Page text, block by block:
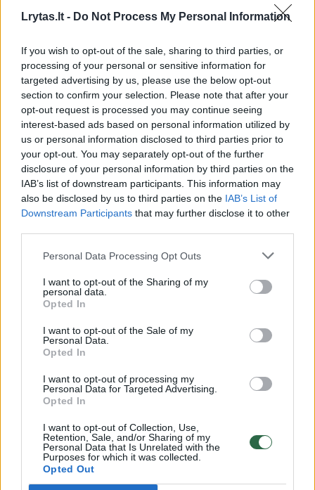
Lrytas.lt - Do Not Process My Personal Information
If you wish to opt-out of the sale, sharing to third parties, or
processing of your personal or sensitive information for
targeted advertising by us, please use the below opt-out
section to confirm your selection. Please note that after your
opt-out request is processed you may continue seeing
interest-based ads based on personal information utilized by
us or personal information disclosed to third parties prior to
your opt-out. You may separately opt-out of the further
disclosure of your personal information by third parties on the
IAB’s list of downstream participants. This information may
also be disclosed by us to third parties on the IAB’s List of
Downstream Participants that may further disclose it to other
Personal Data Processing Opt Outs
I want to opt-out of the Sharing of my
personal data.
Opted In
I want to opt-out of the Sale of my
Personal Data.
Opted In
I want to opt-out of processing my
Personal Data for Targeted Advertising.
Opted In
I want to opt-out of Collection, Use,
Retention, Sale, and/or Sharing of my
Personal Data that Is Unrelated with the
Purposes for which it was collected.
Opted Out
pagauni jį – kelnės nusmauktos, tamsoje. Ji
žaidėt?
Ji persekiojo. Jeigu mes nusiperkam į teatrą
bilietus, ji nusiperka ir eina taip pat. Jeigu
mes kažkur koncertuojame – ji ateina iš
paskos. Žinot, kai aš taip nedarau, aš
nepagalvojau. Man daug kas iš aplinkinių
sakė, ar tu nematei? Ji lipo tiesiog ir jis
neatlaikė. Man sakė, kad tu nustojai jį girti, tu
Rodyti daugiau žymių
Komentuoti po šiuo straipsniu
Komentuoti gali tik Lrytas registruoti vartotojai.
Prisijunkite prie registruotų vartotojų
bendruomenės ir bendraukite komentaruose!